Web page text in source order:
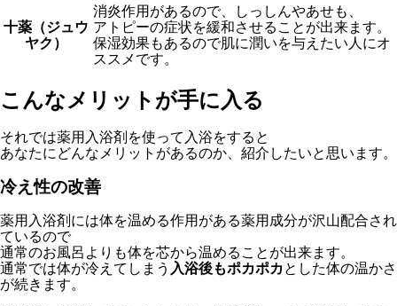
十薬（ジュウ
ヤク）
消炎作用があるので、しっしんやあせも、
アトピーの症状を緩和させることが出来ます。
保湿効果もあるので肌に潤いを与えたい人にオ
ススメです。
こんなメリットが手に入る
それでは薬用入浴剤を使って入浴をすると
あなたにどんなメリットがあるのか、紹介したいと思います。
冷え性の改善
薬用入浴剤には体を温める作用がある薬用成分が沢山配合され
ているので
通常のお風呂よりも体を芯から温めることが出来ます。
通常では体が冷えてしまう 入浴後もポカポカとした体の温かさ
が続きます。